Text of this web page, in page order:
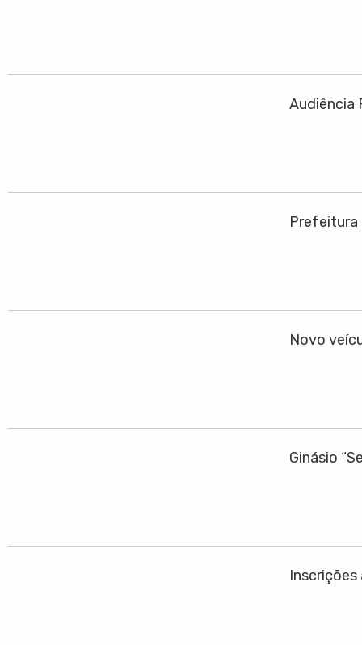
Audiência
Prefeitura
Novo
Ginásio